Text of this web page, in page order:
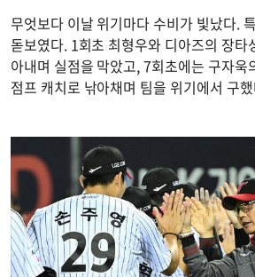
무엇보다 이날 위기마다 수비가 빛났다.
돋보였다. 1회초 최형우와 디아즈의 장타
아내며 실점을 막았고, 7회초에는 구자욱
점프 캐치로 낚아채며 팀을 위기에서 구